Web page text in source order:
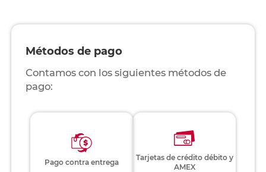
Métodos de pago
Contamos con los siguientes métodos de
pago:
Pago contra entrega
Tarjetas de crédito débito y
AMEX